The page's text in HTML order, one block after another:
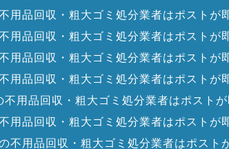
用品回収・粗大ゴミ処分業者はポストが
用品回収・粗大ゴミ処分業者はポストが
用品回収・粗大ゴミ処分業者はポストが
用品回収・粗大ゴミ処分業者はポストが
不用品回収・粗大ゴミ処分業者はポストが
用品回収・粗大ゴミ処分業者はポストが
不用品回収・粗大ゴミ処分業者はポスト